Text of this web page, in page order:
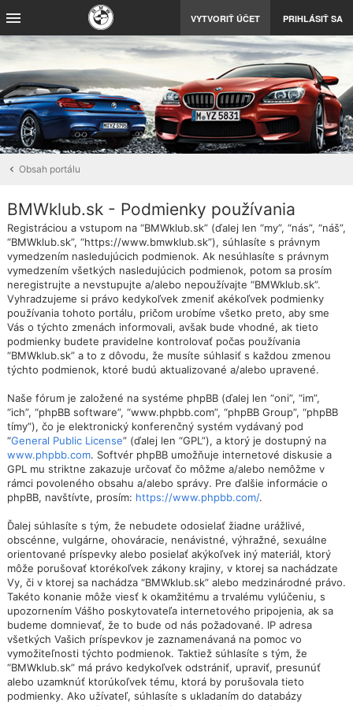
VYTVORIŤ ÚČET PRIHLÁSIŤ SA
Obsah portálu
BMWklub.sk - Podmienky používania
Registráciou a vstupom na “BMWklub.sk” (ďalej len “my”, “nás”, “náš”,
“BMWklub.sk”, “https://www.bmwklub.sk”), súhlasíte s právnym
vymedzením nasledujúcich podmienok. Ak nesúhlasíte s právnym
vymedzením všetkých nasledujúcich podmienok, potom sa prosím
neregistrujte a nevstupujte a/alebo nepoužívajte “BMWklub.sk”.
Vyhradzujeme si právo kedykoľvek zmeniť akékoľvek podmienky
používania tohoto portálu, pričom urobíme všetko preto, aby sme
Vás o týchto zmenách informovali, avšak bude vhodné, ak tieto
podmienky budete pravidelne kontrolovať počas používania
“BMWklub.sk” a to z dôvodu, že musíte súhlasiť s každou zmenou
týchto podmienok, ktoré budú aktualizované a/alebo upravené.
Naše fórum je založené na systéme phpBB (ďalej len “oni”, “im”,
“ich”, “phpBB software”, “www.phpbb.com”, “phpBB Group”, “phpBB
tímy”), čo je elektronický konferenčný systém vydávaný pod
“General Public License” (ďalej len “GPL”), a ktorý je dostupný na
www.phpbb.com. Softvér phpBB umožňuje internetové diskusie a
GPL mu striktne zakazuje určovať čo môžme a/alebo nemôžme v
rámci povoleného obsahu a/alebo správy. Pre ďalšie informácie o
phpBB, navštívte, prosím: https://www.phpbb.com/.
Ďalej súhlasíte s tým, že nebudete odosielať žiadne urážlivé,
obscénne, vulgárne, ohováracie, nenávistné, výhražné, sexuálne
orientované príspevky alebo posielať akýkoľvek iný materiál, ktorý
môže porušovať ktorékoľvek zákony krajiny, v ktorej sa nachádzate
Vy, či v ktorej sa nachádza “BMWklub.sk” alebo medzinárodné právo.
Takéto konanie môže viesť k okamžitému a trvalému vylúčeniu, s
upozornením Vášho poskytovateľa internetového pripojenia, ak sa
budeme domnievať, že to bude od nás požadované. IP adresa
všetkých Vašich príspevkov je zaznamenávaná na pomoc vo
vymožiteľnosti týchto podmienok. Taktiež súhlasíte s tým, že
“BMWklub.sk” má právo kedykoľvek odstrániť, upraviť, presunúť
alebo uzamknúť ktorúkoľvek tému, ktorá by porušovala tieto
podmienky. Ako užívateľ, súhlasíte s ukladaním do databázy